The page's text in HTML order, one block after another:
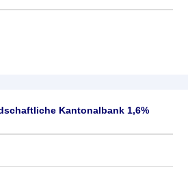
Kantonalbank 1,6%